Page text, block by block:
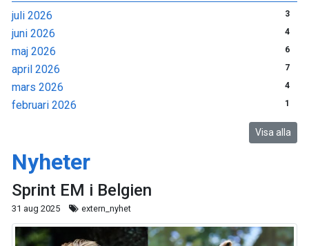
juli 2026 3
juni 2026 4
maj 2026 6
april 2026 7
mars 2026 4
februari 2026 1
Visa alla
Nyheter
Sprint EM i Belgien
31 aug 2025 extern_nyhet